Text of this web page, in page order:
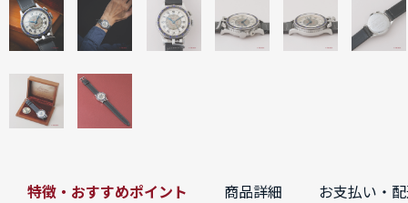
特徴・おすすめポイント 商品詳細 お支払い・